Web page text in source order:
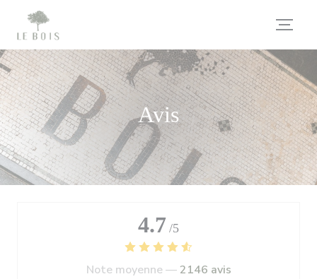
Personnalisation de vos choix en matière de cookies
Avis
4.7 /5
Note moyenne — 2146 avis